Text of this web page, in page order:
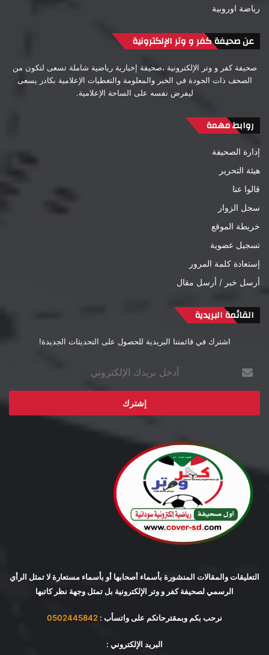
رياضة اوروبية
عن صحيفة كفر و وتر الإلكترونية
صحيفة كفر و وتر الإلكترونية ،صحيفة إخبارية رياضية شاملة تسعى لتكون من
الصحف ذات الجودة في الخبر والمعلومة والتغطيات الإعلامية بكادر يسعى
ليفرض نفسه على الساحة الإعلامية.
روابط مهمة
إدارة الصحيفة
هيئة التحرير
قالوا عنا
سجل الزوار
خريطة الموقع
تسجيل عضوية
إستعادة كلمة المرور
أرسل خبر / أرسل مقال
القائمة البريدية
اشترك في قائمتنا البريدية للحصول على التحديثات الجديدة!
بريدك
الإلكتروني
التعليقات والمقالات المنشورة بأسماء أصحابها أو بأسماء مستعارة لا تمثل الرأي
الرسمي لصحيفة كفر و وتر الإلكترونية بل تمثل وجهة نظر كاتبها
نرحب بكم وبمقترحاتكم على واتسأب : 0502445842
البريد الإلكتروني :